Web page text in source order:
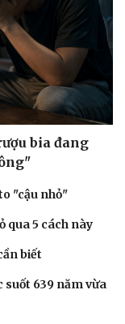
bia đang
"cậu nhỏ"
qua 5 cách này
biết
suốt 639 năm vừa